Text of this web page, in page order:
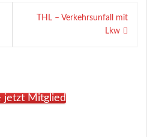
THL – Verkehrsunfall mit
Lkw
jetzt Mitglied